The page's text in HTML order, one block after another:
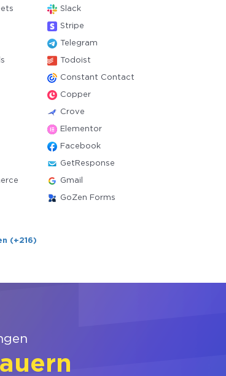
Slack
Stripe
Telegram
Todoist
Constant Contact
Copper
Crove
Elementor
Facebook
GetResponse
Gmail
GoZen Forms
(+216)